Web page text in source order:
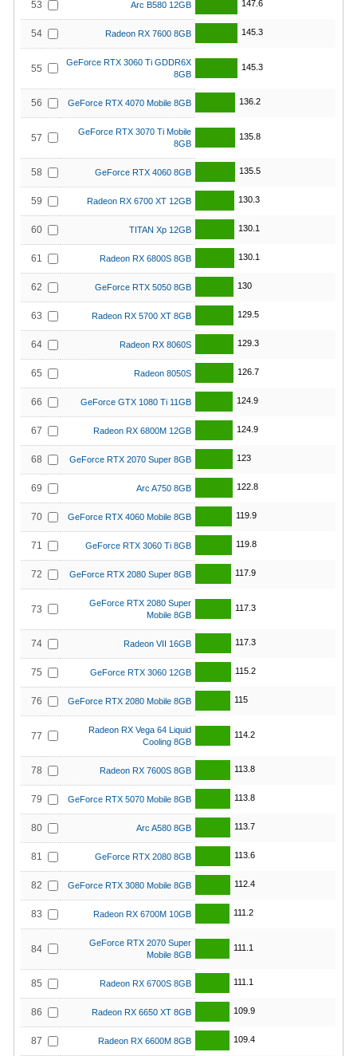
53 Arc B580 12GB 147.6
54 Radeon RX 7600 8GB 145.3
55
GeForce RTX 3060 Ti GDDR6X
8GB
145.3
56 GeForce RTX 4070 Mobile 8GB 136.2
57
GeForce RTX 3070 Ti Mobile
8GB
135.8
58 GeForce RTX 4060 8GB 135.5
59 Radeon RX 6700 XT 12GB 130.3
60 TITAN Xp 12GB 130.1
61 Radeon RX 6800S 8GB 130.1
62 GeForce RTX 5050 8GB 130
63 Radeon RX 5700 XT 8GB 129.5
64 Radeon RX 8060S 129.3
65 Radeon 8050S 126.7
66 GeForce GTX 1080 Ti 11GB 124.9
67 Radeon RX 6800M 12GB 124.9
68 GeForce RTX 2070 Super 8GB 123
69 Arc A750 8GB 122.8
70 GeForce RTX 4060 Mobile 8GB 119.9
71 GeForce RTX 3060 Ti 8GB 119.8
72 GeForce RTX 2080 Super 8GB 117.9
73
GeForce RTX 2080 Super
Mobile 8GB
117.3
74 Radeon VII 16GB 117.3
75 GeForce RTX 3060 12GB 115.2
76 GeForce RTX 2080 Mobile 8GB 115
77
Radeon RX Vega 64 Liquid
Cooling 8GB
114.2
78 Radeon RX 7600S 8GB 113.8
79 GeForce RTX 5070 Mobile 8GB 113.8
80 Arc A580 8GB 113.7
81 GeForce RTX 2080 8GB 113.6
82 GeForce RTX 3080 Mobile 8GB 112.4
83 Radeon RX 6700M 10GB 111.2
84
GeForce RTX 2070 Super
Mobile 8GB
111.1
85 Radeon RX 6700S 8GB 111.1
86 Radeon RX 6650 XT 8GB 109.9
87 Radeon RX 6600M 8GB 109.4